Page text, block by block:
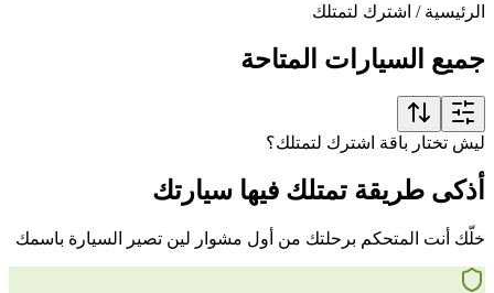
الرئيسية / اشترك لتمتلك
جميع السيارات المتاحة
ليش تختار باقة اشترك لتمتلك؟
أذكى طريقة تمتلك فيها سيارتك
خلّك أنت المتحكم برحلتك من أول مشوار لين تصير السيارة باسمك